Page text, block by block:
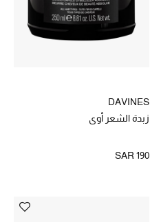
DAVINES
زبدة الشعر أوي
SAR 190